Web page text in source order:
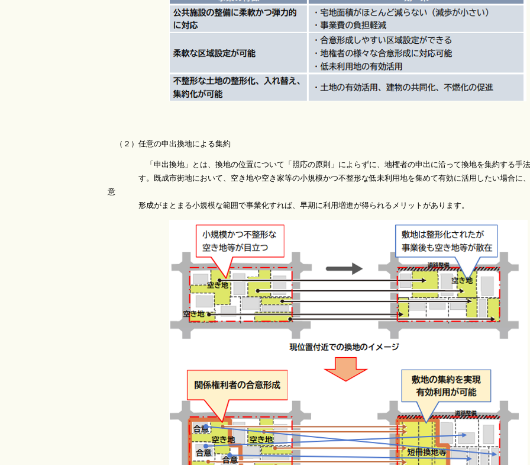
（２）任意の申出換地による集約
「申出換地」とは、換地の位置について「照応の原則」によらずに、地権者の申出に沿って換地を集約する手
す。既成市街地において、空き地や空き家等の小規模かつ不整形な低未利用地を集めて有効に活用したい場合に
意
形成がまとまる小規模な範囲で事業化すれば、早期に利用増進が得られるメリットがあります。